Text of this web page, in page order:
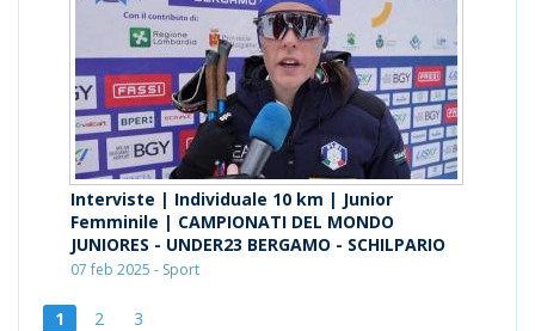
Interviste | Individuale 10 km | Junior
Femminile | CAMPIONATI DEL MONDO
JUNIORES - UNDER23 BERGAMO - SCHILPARIO
07 feb 2025 - Sport
1 2 3